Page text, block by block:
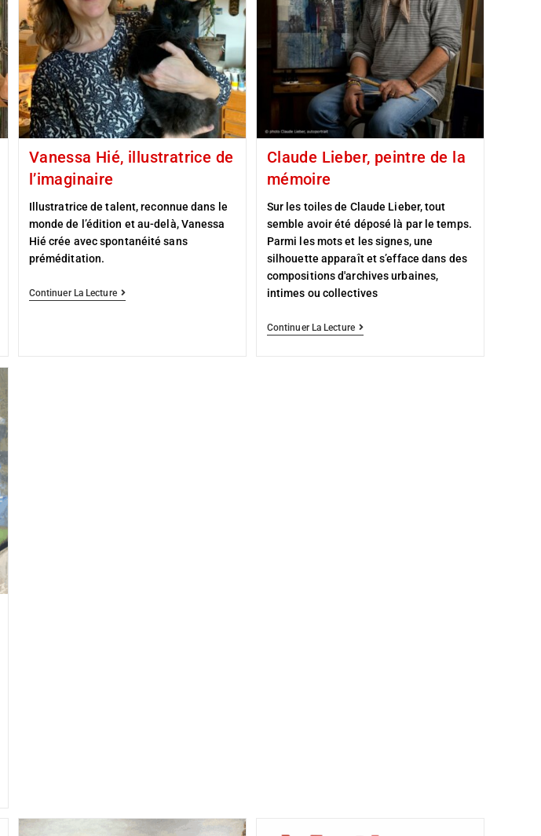
Vanessa Hié, illustratrice de
l’imaginaire
Illustratrice de talent, reconnue dans le
monde de l’édition et au-delà, Vanessa
Hié crée avec spontanéité sans
préméditation.
Continuer La Lecture
Claude Lieber, peintre de la
mémoire
Sur les toiles de Claude Lieber, tout
semble avoir été déposé là par le temps.
Parmi les mots et les signes, une
silhouette apparaît et s’efface dans des
compositions d'archives urbaines,
intimes ou collectives
Continuer La Lecture